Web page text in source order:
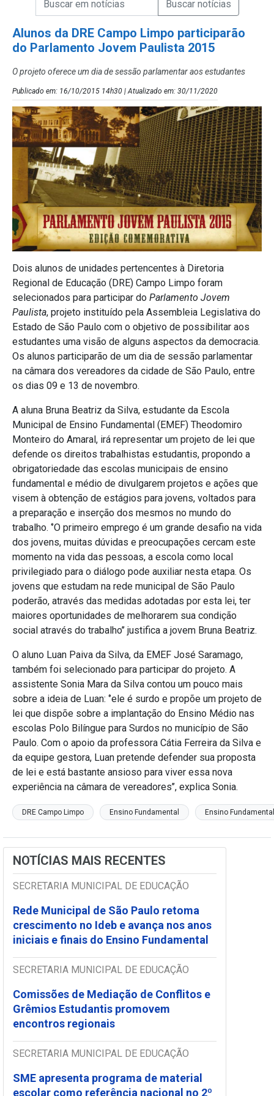
Alunos da DRE Campo Limpo participarão
do Parlamento Jovem Paulista 2015
O projeto oferece um dia de sessão parlamentar aos estudantes
Publicado em: 16/10/2015 14h30 | Atualizado em: 30/11/2020
Dois alunos de unidades pertencentes à Diretoria
Regional de Educação (DRE) Campo Limpo foram
selecionados para participar do Parlamento Jovem
Paulista, projeto instituído pela Assembleia Legislativa do
Estado de São Paulo com o objetivo de possibilitar aos
estudantes uma visão de alguns aspectos da democracia.
Os alunos participarão de um dia de sessão parlamentar
na câmara dos vereadores da cidade de São Paulo, entre
os dias 09 e 13 de novembro.
A aluna Bruna Beatriz da Silva, estudante da Escola
Municipal de Ensino Fundamental (EMEF) Theodomiro
Monteiro do Amaral, irá representar um projeto de lei que
defende os direitos trabalhistas estudantis, propondo a
obrigatoriedade das escolas municipais de ensino
fundamental e médio de divulgarem projetos e ações que
visem à obtenção de estágios para jovens, voltados para
a preparação e inserção dos mesmos no mundo do
trabalho. ‘’O primeiro emprego é um grande desafio na vida
dos jovens, muitas dúvidas e preocupações cercam este
momento na vida das pessoas, a escola como local
privilegiado para o diálogo pode auxiliar nesta etapa. Os
jovens que estudam na rede municipal de São Paulo
poderão, através das medidas adotadas por esta lei, ter
maiores oportunidades de melhorarem sua condição
social através do trabalho’’ justifica a jovem Bruna Beatriz.
O aluno Luan Paiva da Silva, da EMEF José Saramago,
também foi selecionado para participar do projeto. A
assistente Sonia Mara da Silva contou um pouco mais
sobre a ideia de Luan: ‘’ele é surdo e propõe um projeto de
lei que dispõe sobre a implantação do Ensino Médio nas
escolas Polo Bilíngue para Surdos no município de São
Paulo. Com o apoio da professora Cátia Ferreira da Silva e
da equipe gestora, Luan pretende defender sua proposta
de lei e está bastante ansioso para viver essa nova
experiência na câmara de vereadores’’, explica Sonia.
DRE Campo Limpo Ensino Fundamental Ensino
NOTÍCIAS MAIS RECENTES
SECRETARIA MUNICIPAL DE EDUCAÇÃO
Rede Municipal de São Paulo retoma
crescimento no Ideb e avança nos anos
iniciais e finais do Ensino Fundamental
SECRETARIA MUNICIPAL DE EDUCAÇÃO
Comissões de Mediação de Conflitos e
Grêmios Estudantis promovem
encontros regionais
SECRETARIA MUNICIPAL DE EDUCAÇÃO
SME apresenta programa de material
escolar como referência nacional no 2º